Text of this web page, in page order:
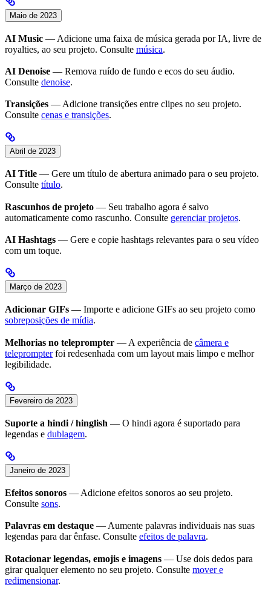
Maio de 2023
AI Music — Adicione uma faixa de música gerada por IA, livre de
royalties, ao seu projeto. Consulte música.
AI Denoise — Remova ruído de fundo e ecos do seu áudio.
Consulte denoise.
Transições — Adicione transições entre clipes no seu projeto.
Consulte cenas e transições.
Abril de 2023
AI Title — Gere um título de abertura animado para o seu projeto.
Consulte título.
Rascunhos de projeto — Seu trabalho agora é salvo
automaticamente como rascunho. Consulte gerenciar projetos.
AI Hashtags — Gere e copie hashtags relevantes para o seu vídeo
com um toque.
Março de 2023
Adicionar GIFs — Importe e adicione GIFs ao seu projeto como
sobreposições de mídia.
Melhorias no teleprompter — A experiência de câmera e
teleprompterfoi redesenhada com um layout mais limpo e melhor
legibilidade.
Fevereiro de 2023
Suporte a hindi / hinglish — O hindi agora é suportado para
legendas e dublagem.
Janeiro de 2023
Efeitos sonoros — Adicione efeitos sonoros ao seu projeto.
Consulte sons.
Palavras em destaque — Aumente palavras individuais nas suas
legendas para dar ênfase. Consulte efeitos de palavra.
Rotacionar legendas, emojis e imagens — Use dois dedos para
girar qualquer elemento no seu projeto. Consulte mover e
redimensionar.